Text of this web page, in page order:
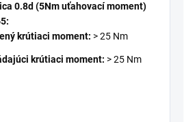
0.8d (5Nm uťahovací moment)
krútiaci moment: > 25 Nm
krútiaci moment: > 25 Nm